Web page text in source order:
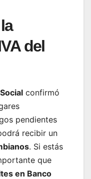
del
confirmó
pendientes
recibir un
. Si estás
que
en Banco